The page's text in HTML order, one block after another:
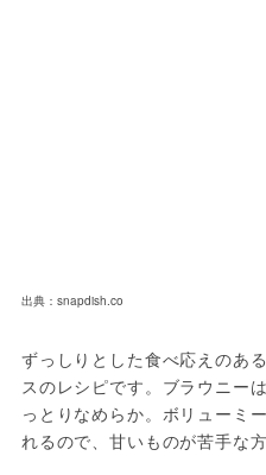
出典：snapdish.co
ずっしりとした食べ応えのあ
スのレシピです。ブラウニー
っとりなめらか。ボリューミ
れるので、甘いものが苦手な